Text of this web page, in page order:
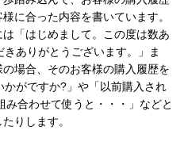
に合った内容を書いています。
「はじめまして。この度は数あ
ありがとうございます。」ま
場合、そのお客様の購入履歴を
がですか?」や「以前購入され
合わせて使うと・・・」などと
りします。